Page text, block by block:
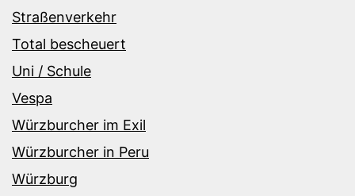
Straßenverkehr
Total bescheuert
Uni / Schule
Vespa
Würzburcher im Exil
Würzburcher in Peru
Würzburg